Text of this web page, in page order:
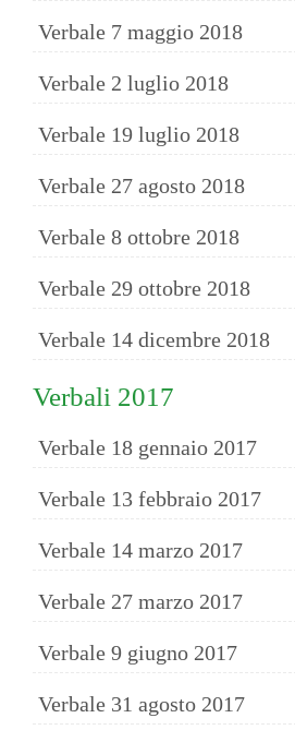
Verbale 7 maggio 2018
Verbale 2 luglio 2018
Verbale 19 luglio 2018
Verbale 27 agosto 2018
Verbale 8 ottobre 2018
Verbale 29 ottobre 2018
Verbale 14 dicembre 2018
Verbali 2017
Verbale 18 gennaio 2017
Verbale 13 febbraio 2017
Verbale 14 marzo 2017
Verbale 27 marzo 2017
Verbale 9 giugno 2017
Verbale 31 agosto 2017